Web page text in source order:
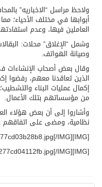
مراسل “الاخباريه” بالمحافظة
في مختلف الأحياء؛ مما
فيها، وعدم استفادتهم من
“الإغلاق” محلات: البقالات،
الهواتف.
بعض أصحاب الإنشاءات في
تعاقدنا معهم، رفضوا إكمال
عمليات البناء والتشطيب؛
مؤسساتهم بتلك الأعمال.
إلى أن بعض هؤلاء
ومضى على اتفاقهم على